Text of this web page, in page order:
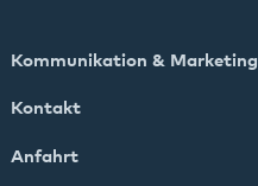
Kommunikation & Marketing
Kontakt
Anfahrt